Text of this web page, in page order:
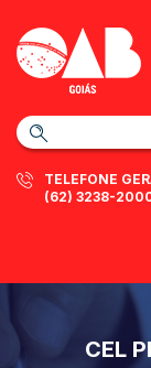
TELEFONE
(62) 3238-
CEL